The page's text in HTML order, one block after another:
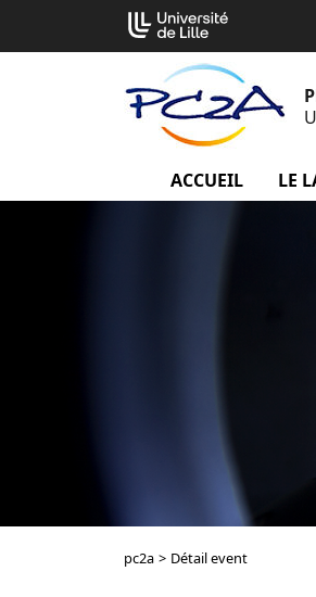
contenu
ACCUEIL LE
pc2a > Détail event
Cookies management panel